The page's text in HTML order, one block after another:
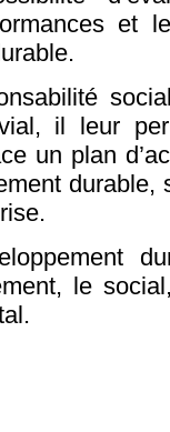
et
il leur
un plan
durable,
le